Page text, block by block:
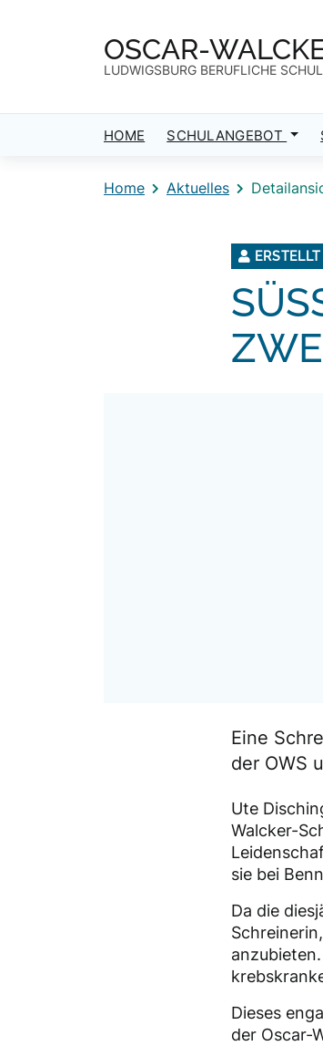
OSCAR-
LUDWIGSBURG BERUFLICHE
HOME SCHULANGEBOT
Home Aktuelles
Eine
der OWS
Ute
Walcker-
sie bei
Da die
Dieses
der Oscar-